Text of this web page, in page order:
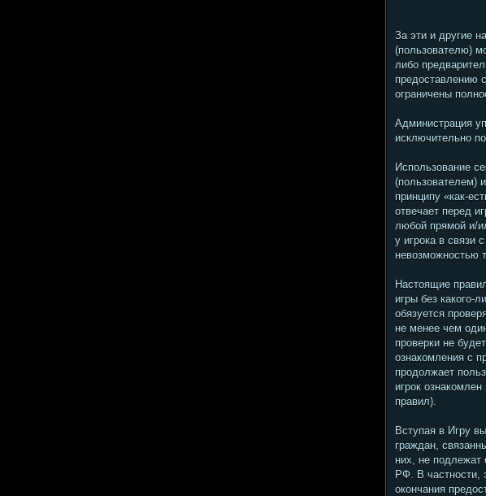
За эти и другие
(пользователю)
либо
предоставлению
ограничены
Администрация
исключительно
Использование
(пользователем)
принципу «как-
отвечает перед
любой прямой и/
у игрока в связи
невозможностью
Настоящие
игры без какого-
обязуется
не менее чем
проверки не
ознакомления с
продолжает
игрок
правил).
Вступая в Игру
граждан,
них, не подлежат
РФ. В частности,
окончания